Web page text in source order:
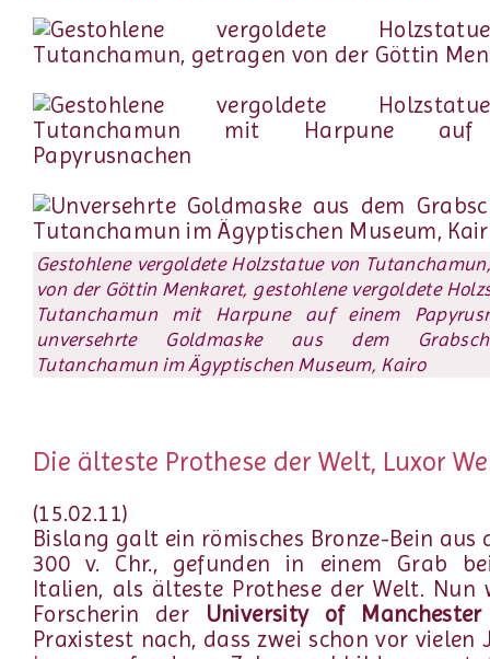
Gestohlene vergoldete Holzstatue von
von der Göttin Menkaret, gestohlene vergoldete
Tutanchamun mit Harpune auf einem
unversehrte Goldmaske aus dem
Tutanchamun im Ägyptischen Museum, Kairo
Die älteste Prothese der Welt, Luxor
(15.02.11)
Bislang galt ein römisches Bronze-Bein aus
300 v. Chr., gefunden in einem Grab
Italien, als älteste Prothese der Welt. Nun
Forscherin der University of Manchester
Praxistest nach, dass zwei schon vor vielen